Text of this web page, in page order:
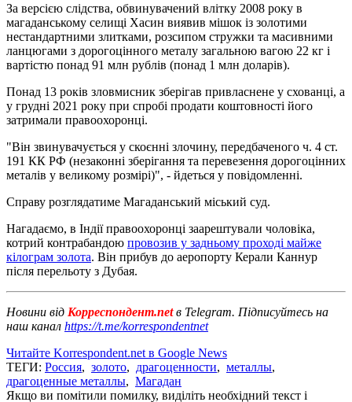
За версією слідства, обвинувачений влітку 2008 року в
магаданському селищі Хасин виявив мішок із золотими
нестандартними злитками, розсипом стружки та масивними
ланцюгами з дорогоцінного металу загальною вагою 22 кг і
вартістю понад 91 млн рублів (понад 1 млн доларів).
Понад 13 років зловмисник зберігав привласнене у схованці, а
у грудні 2021 року при спробі продати коштовності його
затримали правоохоронці.
"Він звинувачується у скоєнні злочину, передбаченого ч. 4 ст.
191 КК РФ (незаконні зберігання та перевезення дорогоцінних
металів у великому розмірі)", - йдеться у повідомленні.
Справу розглядатиме Магаданський міський суд.
Нагадаємо, в Індії правоохоронці заарештували чоловіка,
котрий контрабандою провозив у задньому проході майже
кілограм золота. Він прибув до аеропорту Керали Каннур
після перельоту з Дубая.
Новини від Корреспондент.netв Telegram. Підписуйтесь на
наш канал https://t.me/korrespondentnet
Читайте Korrespondent.net в Google News
ТЕГИ: Россия, золото, драгоценности, металлы,
драгоценные металлы, Магадан
Якщо ви помітили помилку, виділіть необхідний текст і